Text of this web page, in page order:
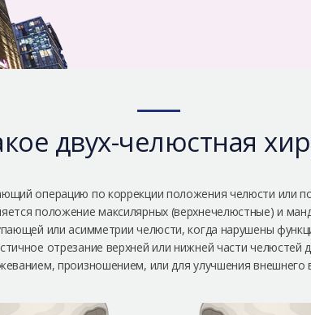
двух-челюстная
операцию по коррекции положения челюсти или
положение максилярных (верхнечелюстные) и
или асимметрии челюсти, когда нарушены
отрезание верхней или нижней части челюстей
произношением, или для улучшения внешнего